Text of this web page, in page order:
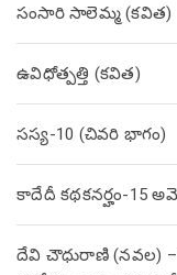
సంసారి సాలెమ్మ (కవిత)
ఉవిధోత్పత్తి (కవిత)
సస్య-10 (చివరి భాగం)
కాదేదీ కథకనర్హం-15
దేవి చౌధురాణి (నవల) –